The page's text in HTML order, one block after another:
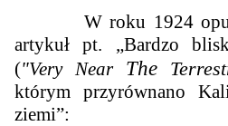
W roku 1924
artykuł pt. „Bardzo
("Very Near The
którym przyrównano
ziemi”: